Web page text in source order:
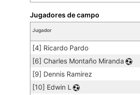
Jugador
[4] Ricardo Pardo
[6] Charles Montaño Miranda
[9] Dennis Ramirez
[10] Edwin L
Jugadores de campo